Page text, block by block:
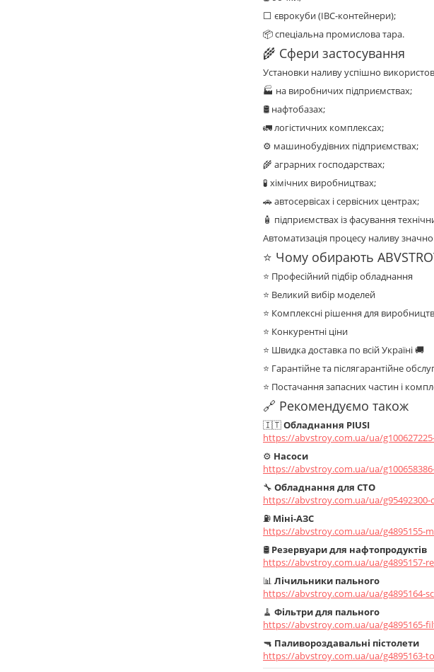
⬜ єврокуби (IBC-контейнери);
📦 спеціальна промислова тара.
🌾 Сфери застосування
Установки наливу успішно
🏭 на виробничих підприємствах;
🛢️ нафтобазах;
🚛 логістичних комплексах;
⚙️ машинобудівних підприємствах;
🌾 аграрних господарствах;
🧪 хімічних виробництвах;
🚗 автосервісах і сервісних центрах;
🧴 підприємствах із фасування
Автоматизація процесу наливу
⭐ Чому обирають
⭐ Професійний підбір обладнання
⭐ Великий вибір моделей
⭐ Комплексні рішення для
⭐ Конкурентні ціни
⭐ Швидка доставка по всій Україні 🚚
⭐ Гарантійне та післягарантійне
⭐ Постачання запасних частин і
🔗 Рекомендуємо також
🇮🇹Обладнання PIUSI
https://abvstroy.com.ua/ua/
⚙️ Насоси
https://abvstroy.com.ua/ua/
🔧 Обладнання для СТО
https://abvstroy.com.ua/ua/
⛽ Міні-АЗС
https://abvstroy.com.ua/ua/g4895155-
🛢️ Резервуари для нафтопродуктів
https://abvstroy.com.ua/ua/g4895157-
📊 Лічильники пального
https://abvstroy.com.ua/ua/g4895164-
🧹 Фільтри для пального
https://abvstroy.com.ua/ua/g4895165-
🔫 Паливороздавальні пістолети
https://abvstroy.com.ua/ua/g4895163-